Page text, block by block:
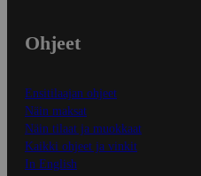
Ohjeet
Ensitilaajan ohjeet
Näin maksat
Näin tilaat ja muokkaat
Kaikki ohjeet ja vinkit
In English